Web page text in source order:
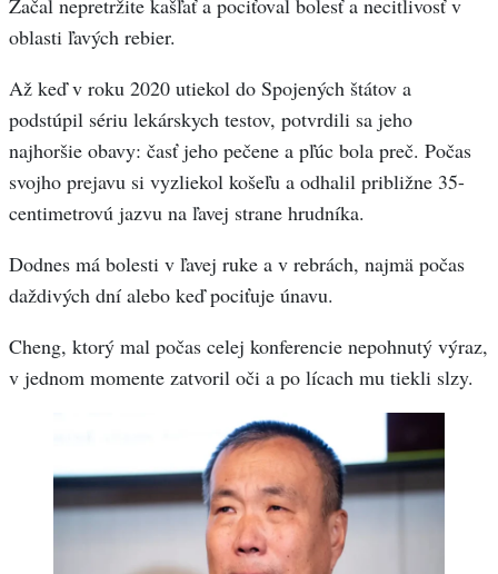
Začal nepretržite kašľať a pociťoval bolesť a necitlivosť v
oblasti ľavých rebier.
Až keď v roku 2020 utiekol do Spojených štátov a
podstúpil sériu lekárskych testov, potvrdili sa jeho
najhoršie obavy: časť jeho pečene a pľúc bola preč. Počas
svojho prejavu si vyzliekol košeľu a odhalil približne 35-
centimetrovú jazvu na ľavej strane hrudníka.
Dodnes má bolesti v ľavej ruke a v rebrách, najmä počas
daždivých dní alebo keď pociťuje únavu.
Cheng, ktorý mal počas celej konferencie nepohnutý výraz,
v jednom momente zatvoril oči a po lícach mu tiekli slzy.